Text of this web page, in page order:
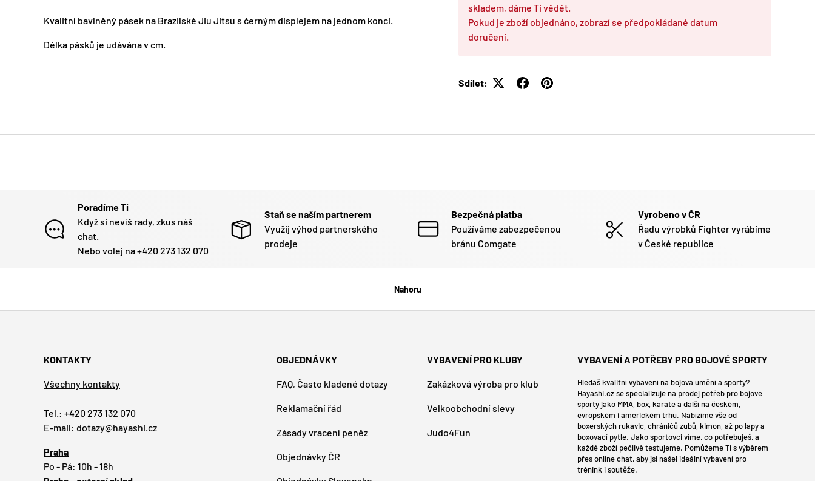
skladem, dáme Ti vědět.
Pokud je zboží objednáno, zobrazí se předpokládané datum
doručení.
Sdílet:
Kvalitní bavlněný pásek na Brazilské Jiu Jitsu s černým displejem na jednom konci.
Délka pásků je udávána v cm.
Poradíme Ti
Když si nevíš rady, zkus náš
chat.
Nebo volej na +420 273 132 070
Staň se naším partnerem
Využij výhod partnerského
prodeje
Bezpečná platba
Používáme zabezpečenou
bránu Comgate
Vyrobeno v ČR
Řadu výrobků Fighter vyrábíme
v České republice
Nahoru
KONTAKTY
Všechny kontakty
Tel.: +420 273 132 070
E-mail: dotazy@hayashi.cz
Praha
Po - Pá: 10h - 18h
OBJEDNÁVKY
FAQ, Často kladené dotazy
Reklamační řád
Zásady vracení peněz
Objednávky ČR
VYBAVENÍ PRO KLUBY
Zakázková výroba pro klub
Velkoobchodní slevy
Judo4Fun
VYBAVENÍ A POTŘEBY PRO BOJOVÉ SPORTY
Hledáš kvalitní vybavení na bojová umění a sporty?
Hayashi.czse specializuje na prodej potřeb pro bojové
sporty jako MMA, box, karate a další na českém,
evropském i americkém trhu. Nabízíme vše od
boxerských rukavic, chráničů zubů, kimon, až po lapy a
boxovací pytle. Jako sportovci víme, co potřebuješ, a
každé zboží pečlivě testujeme. Pomůžeme Ti s výběrem
přes online chat, aby jsi našel ideální vybavení pro
trénink i soutěže.